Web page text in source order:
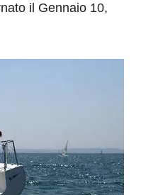
il Gennaio 10,